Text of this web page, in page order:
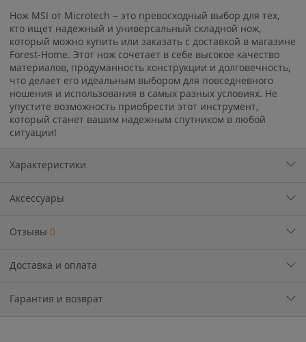
Нож MSI от Microtech – это превосходный выбор для тех,
кто ищет надежный и универсальный складной нож,
который можно купить или заказать с доставкой в магазине
Forest-Home. Этот нож сочетает в себе высокое качество
материалов, продуманность конструкции и долговечность,
что делает его идеальным выбором для повседневного
ношения и использования в самых разных условиях. Не
упустите возможность приобрести этот инструмент,
который станет вашим надежным спутником в любой
ситуации!
Характеристики
Аксессуары
Отзывы 0
Доставка и оплата
Гарантия и возврат